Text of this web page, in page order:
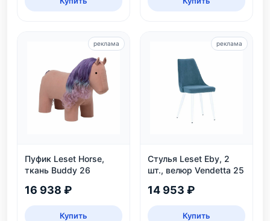
Пуфик Leset Horse,
ткань Buddy 26
16 938 ₽
Купить
реклама
Стулья Leset Eby, 2
шт., велюр Vendetta 25
14 953 ₽
Купить
реклама